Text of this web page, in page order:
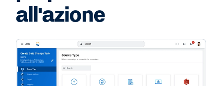
all'azione